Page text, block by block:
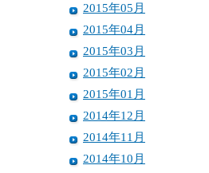
2015年05月
2015年04月
2015年03月
2015年02月
2015年01月
2014年12月
2014年11月
2014年10月